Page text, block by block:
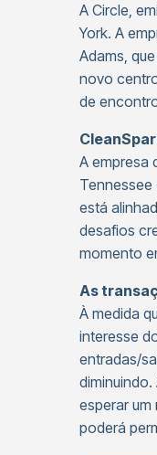
A Circle,
York. A
Adams,
novo
de
A empresa
Tennessee
está
desafios
momento
As
À medida
interesse
entradas/
esperar
poderá